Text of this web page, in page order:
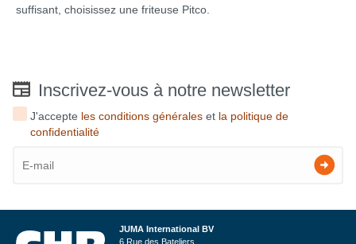
suffisant, choisissez une friteuse Pitco.
Inscrivez-vous à notre newsletter
J'accepte les conditions générales et la politique de
confidentialité
JUMA International BV
6 Rue des Bateliers